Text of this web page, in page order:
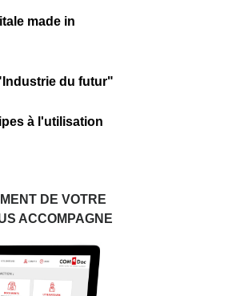
made in
du futur"
à l'utilisation
DE VOTRE
ACCOMPAGNE